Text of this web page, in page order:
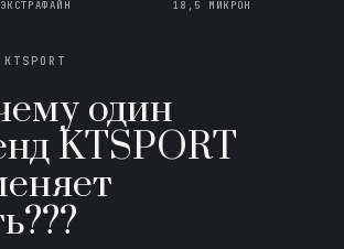
18,5 МИКРОН
один
KTSPORT